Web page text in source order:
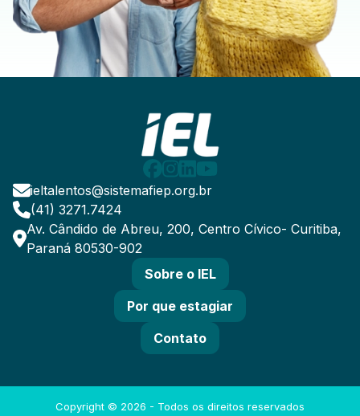
ieltalentos@sistemafiep.org.br
(41) 3271.7424
Av. Cândido de Abreu, 200, Centro Cívico- Curitiba,
Paraná 80530-902
Sobre o IEL
Por que estagiar
Contato
Copyright © 2026 - Todos os direitos reservados